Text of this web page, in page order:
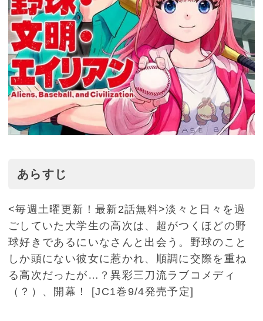
あらすじ
<毎週土曜更新！最新2話無料>淡々と日々を過
ごしていた大学生の高次は、超がつくほどの野
球好きであるにいなさんと出会う。野球のこと
しか頭にない彼女に惹かれ、順調に交際を重ね
る高次だったが…？異彩三刀流ラブコメディ
（？）、開幕！ [JC1巻9/4発売予定]